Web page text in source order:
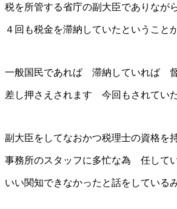
税を所管する省庁の副大臣でありなが
４回も税金を滞納していたということ
一般国民であれば 滞納していれば
差し押さえされます 今回もされてい
副大臣をしてなおかつ税理士の資格を
事務所のスタッフに多忙な為 任して
いい関知できなかったと話をしている